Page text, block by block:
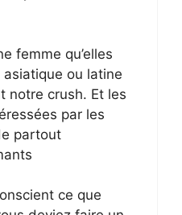
femme qu’elles
ou latine
notre crush. Et les
par les
partout
ce que